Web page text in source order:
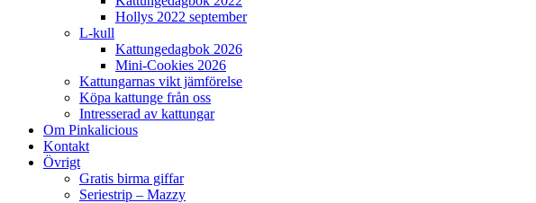
Hollys 2022 september
L-kull
Kattungedagbok 2026
Mini-Cookies 2026
Kattungarnas vikt jämförelse
Köpa kattunge från oss
Intresserad av kattungar
Om Pinkalicious
Kontakt
Övrigt
Gratis birma giffar
Seriestrip – Mazzy